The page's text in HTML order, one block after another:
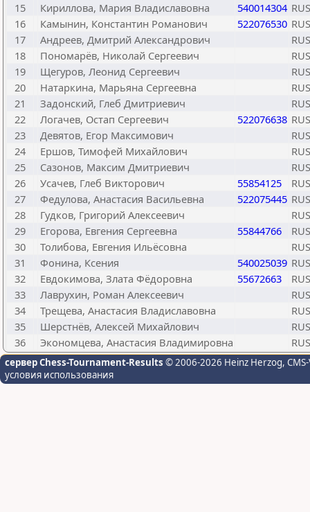
15
Кириллова, Мария Владиславовна 540014304 RUS
16
Камынин, Константин Романович 522076530 RUS
17
Андреев, Дмитрий Александрович
RUS
18
Пономарёв, Николай Сергеевич
RUS
19
Щегуров, Леонид Сергеевич
RUS
20
Натаркина, Марьяна Сергеевна
RUS
21
Задонский, Глеб Дмитриевич
RUS
22
Логачев, Остап Сергеевич 522076638 RUS
23
Девятов, Егор Максимович
RUS
24
Ершов, Тимофей Михайлович
RUS
25
Сазонов, Максим Дмитриевич
RUS
26
Усачев, Глеб Викторович 55854125
RUS
27
Федулова, Анастасия Васильевна 522075445 RUS
28
Гудков, Григорий Алексеевич
RUS
29
Егорова, Евгения Сергеевна 55844766
RUS
30
Толибова, Евгения Ильёсовна
RUS
31
Фонина, Ксения 540025039 RUS
32
Евдокимова, Злата Фёдоровна 55672663
RUS
33
Лаврухин, Роман Алексеевич
RUS
34
Трещева, Анастасия Владиславовна
RUS
35
Шерстнёв, Алексей Михайлович
RUS
36
Экономцева, Анастасия Владимировна RUS
сервер Chess-Tournament-Results © 2006-2026 Heinz Herzog,
условия использования